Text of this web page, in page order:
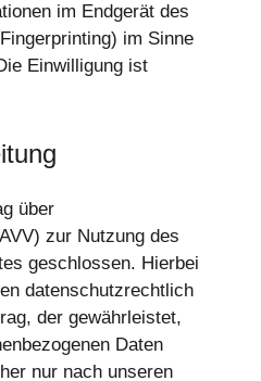
im Endgerät des
im Sinne
Einwilligung ist
über
zur Nutzung des
geschlossen. Hierbei
datenschutzrechtlich
der gewährleistet,
Daten
nur nach unseren